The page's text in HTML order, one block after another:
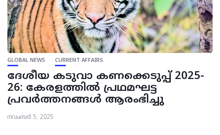
GLOBAL NEWS CURRENT AFFAIRS
ദേശീയ കടുവാ കണക്കെടുപ്പ് 2025-
26: കേരളത്തില്‍ പ്രഥമഘട്ട
പ്രവര്‍ത്തനങ്ങള്‍ ആരംഭിച്ചു
നവംബർ 5, 2025